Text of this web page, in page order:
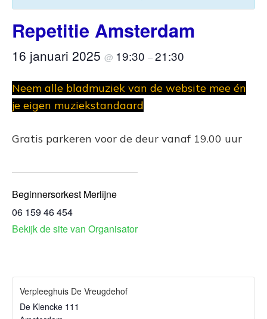
Repetitie Amsterdam
16 januari 2025 @ 19:30 –21:30
Neem alle bladmuziek van de website mee én
je eigen muziekstandaard
Gratis parkeren voor de deur vanaf 19.00 uur
Beginnersorkest Merlijne
06 159 46 454
Bekijk de site van Organisator
Verpleeghuis De Vreugdehof
De Klencke 111